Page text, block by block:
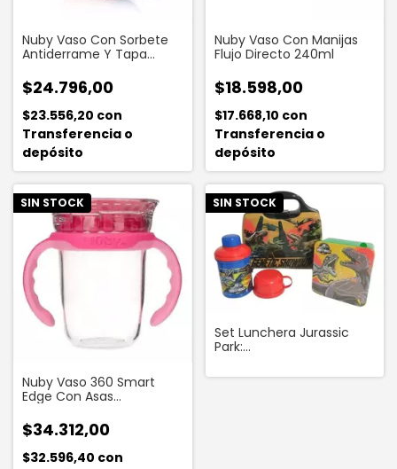
Nuby Vaso Con Sorbete
Antiderrame Y Tapa
$24.796,00
$23.556,20 con
Transferencia o
depósito
Nuby Vaso Con Manijas
Flujo Directo 240ml
$18.598,00
$17.668,10 con
Transferencia o
depósito
SIN STOCK
Nuby Vaso 360 Smart
Edge Con Asas
$34.312,00
$32.596,40 con
SIN STOCK
Set Lunchera Jurassic
Park: